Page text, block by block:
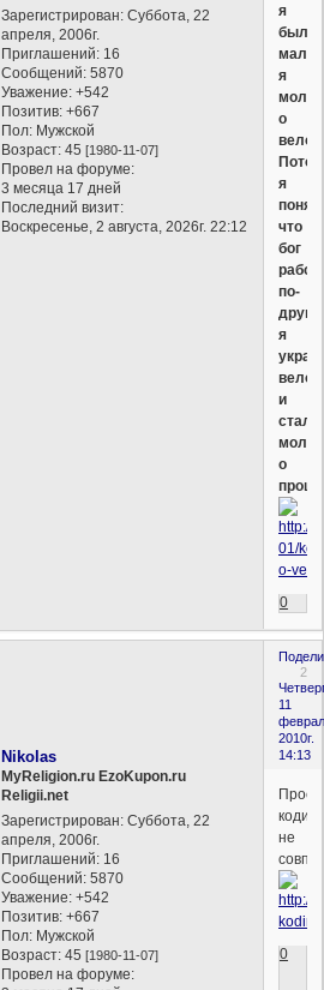
Зарегистрирован: Суббота, 22
апреля, 2006г.
Приглашений: 16
Сообщений: 5870
Уважение: +542
Позитив: +667
Пол: Мужской
Возраст: 45[1980-11-07]
Провел на форуме:
3 месяца 17 дней
Последний визит:
Воскресенье, 2 августа, 2026г. 22:12
я
был
я
о
Потом
я
понял,
что
бог
по-
я
украл
и
стал
о
0
2
11
2010г.
14:13
Nikolas
MyReligion.ru EzoKupon.ru
Religii.net
Зарегистрирован: Суббота, 22
апреля, 2006г.
Приглашений: 16
Сообщений: 5870
Уважение: +542
Позитив: +667
Пол: Мужской
Возраст: 45[1980-11-07]
Провел на форуме:
не
0